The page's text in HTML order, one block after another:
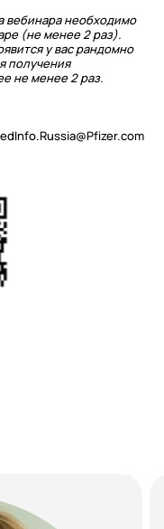
вебинара необходимо
(не менее 2 раз).
у вас рандомно
получения
не менее 2 раз.